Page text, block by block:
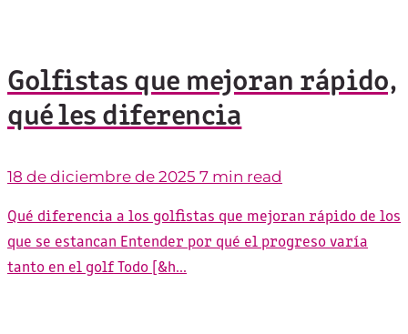
Golfistas que mejoran rápido,
qué les diferencia
18 de diciembre de 2025 7 min read
Qué diferencia a los golfistas que mejoran rápido de los
que se estancan Entender por qué el progreso varía
tanto en el golf Todo [&h...